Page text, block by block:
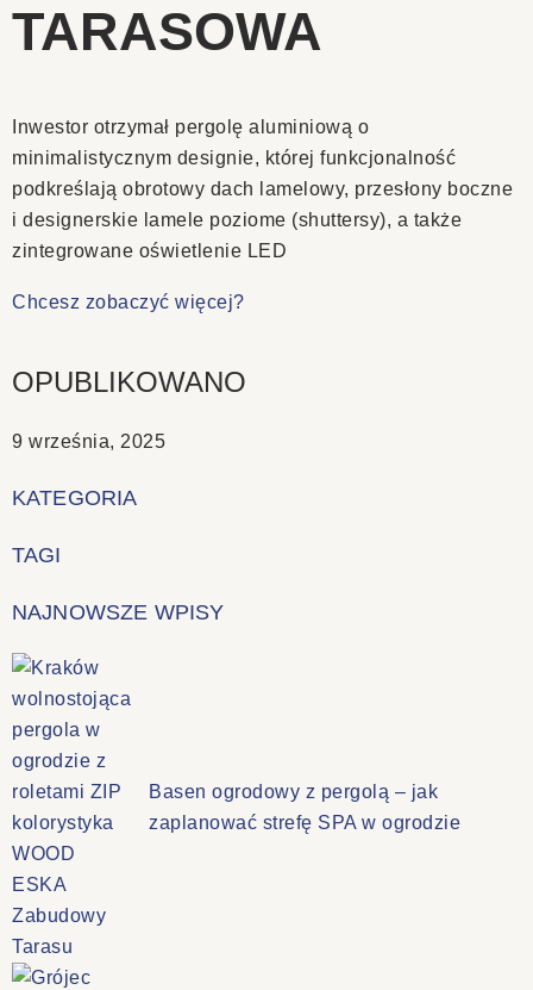
TARASOWA
OPUBLIKOWANO
9 września, 2025
KATEGORIA
TAGI
NAJNOWSZE WPISY
Basen ogrodowy z pergolą – jak
zaplanować strefę SPA w ogrodzie
Inwestor otrzymał pergolę aluminiową o
minimalistycznym designie, której funkcjonalność
podkreślają obrotowy dach lamelowy, przesłony boczne
i designerskie lamele poziome (shuttersy), a także
zintegrowane oświetlenie LED
Chcesz zobaczyć więcej?